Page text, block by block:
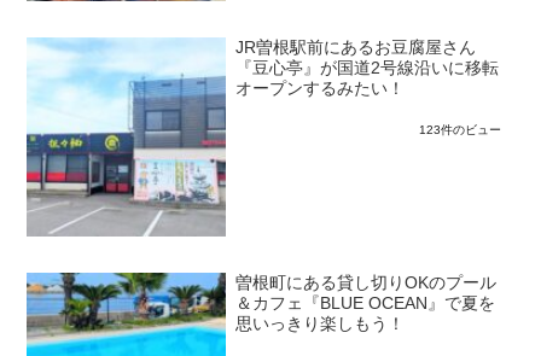
JR曽根駅前にあるお豆腐屋さん
『豆心亭』が国道2号線沿いに移転
オープンするみたい！
123件のビュー
曽根町にある貸し切りOKのプール
＆カフェ『BLUE OCEAN』で夏を
思いっきり楽しもう！